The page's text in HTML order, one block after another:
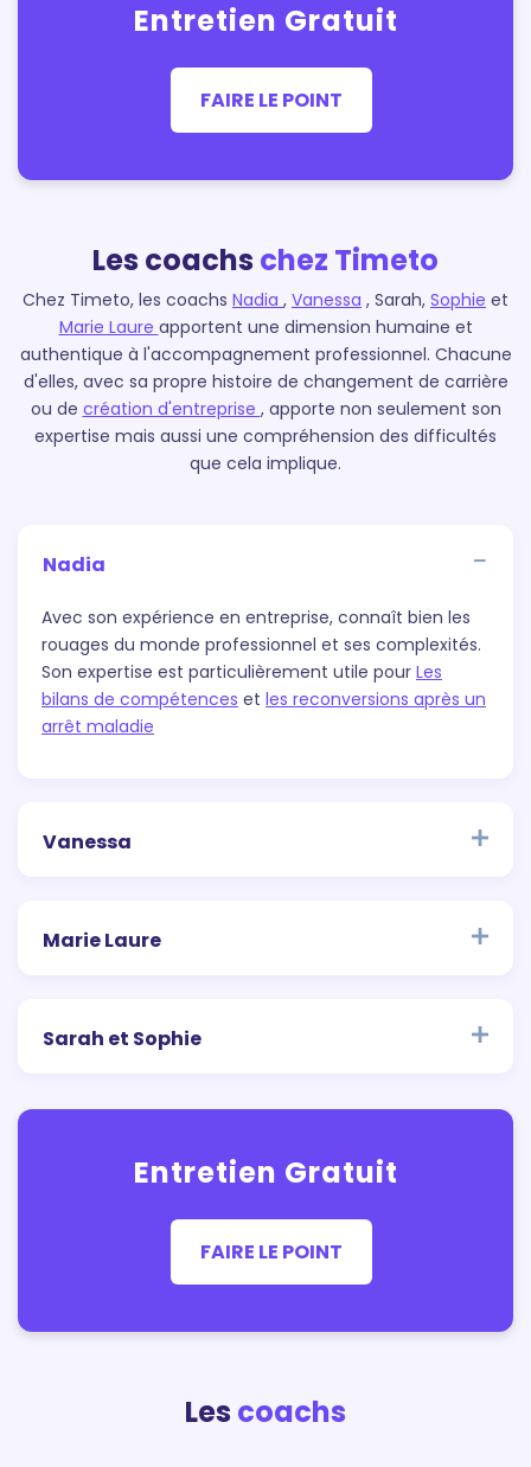
Entretien Gratuit
FAIRE LE POINT
Les coachs chez Timeto
Chez Timeto, les coachs Nadia , Vanessa , Sarah, Sophie et
Marie Laure apportent une dimension humaine et
authentique à l'accompagnement professionnel. Chacune
d'elles, avec sa propre histoire de changement de carrière
ou de création d'entreprise , apporte non seulement son
expertise mais aussi une compréhension des difficultés
que cela implique.
Nadia
Avec son expérience en entreprise, connaît bien les
rouages du monde professionnel et ses complexités.
Son expertise est particulièrement utile pour Les
bilans de compétences et les reconversions après un
arrêt maladie
Vanessa
Marie Laure
Sarah et Sophie
Entretien Gratuit
FAIRE LE POINT
Les coachs